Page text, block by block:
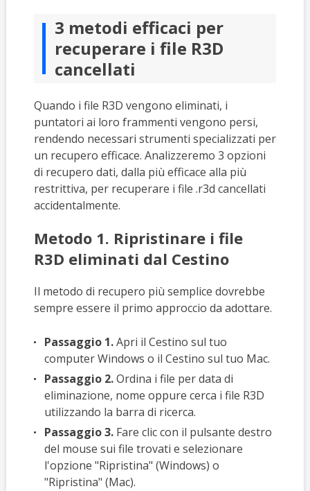
3 metodi efficaci per
recuperare i file R3D
cancellati
Quando i file R3D vengono eliminati, i
puntatori ai loro frammenti vengono persi,
rendendo necessari strumenti specializzati per
un recupero efficace. Analizzeremo 3 opzioni
di recupero dati, dalla più efficace alla più
restrittiva, per recuperare i file .r3d cancellati
accidentalmente.
Metodo 1. Ripristinare i file
R3D eliminati dal Cestino
Il metodo di recupero più semplice dovrebbe
sempre essere il primo approccio da adottare.
Passaggio 1.Apri il Cestino sul tuo
computer Windows o il Cestino sul tuo Mac.
Passaggio 2.Ordina i file per data di
eliminazione, nome oppure cerca i file R3D
utilizzando la barra di ricerca.
Passaggio 3.Fare clic con il pulsante destro
del mouse sui file trovati e selezionare
l'opzione "Ripristina" (Windows) o
"Ripristina" (Mac).